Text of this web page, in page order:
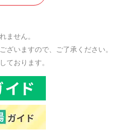
ません。
ざいますので、ご了承ください。
ております。